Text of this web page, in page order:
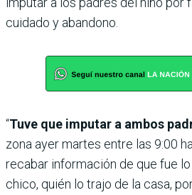
cuidado y abandono.
“Tuve que imputar a ambos
zona ayer martes entre las 9:00
recabar información de que fue
chico, quién lo trajo de la casa,